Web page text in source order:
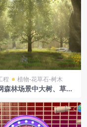
程 植物-花草石-树木
森林场景中大树、草